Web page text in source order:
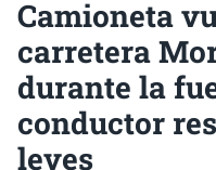
Camioneta
carretera
durante la
conductor
leves